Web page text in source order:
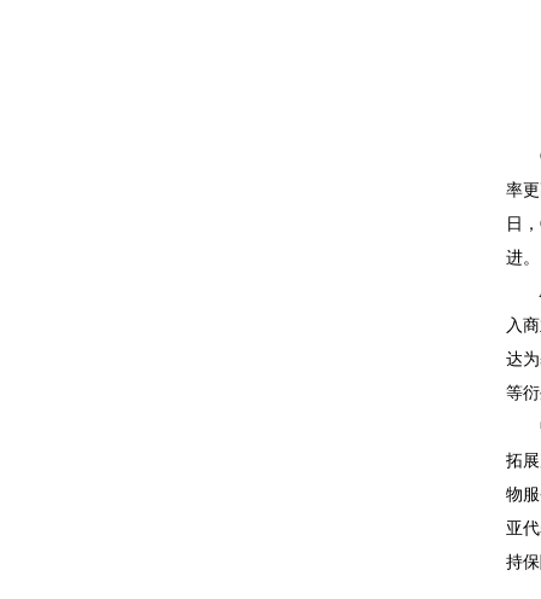
率
日
进。
入
达
等
中
拓
物
亚
持